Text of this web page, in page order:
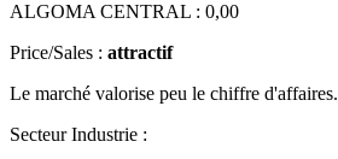
ALGOMA CENTRAL : 0,00
Price/Sales : attractif
Le marché valorise peu le chiffre d'affaires.
Secteur Industrie :